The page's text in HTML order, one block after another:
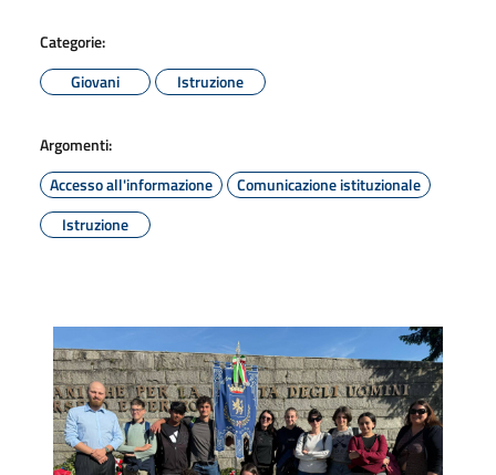
Categorie:
Giovani
Istruzione
Argomenti:
Accesso all'informazione
Comunicazione istituzionale
Istruzione